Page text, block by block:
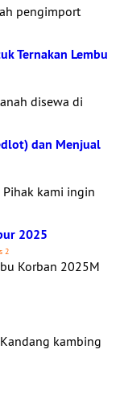
pengimport
Ternakan Lembu
disewa di
dan Menjual
kami ingin
2025
2
Korban 2025M
kambing